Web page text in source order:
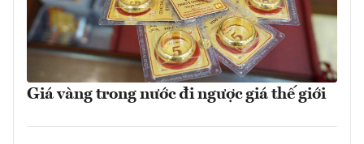
Giá vàng trong nước đi ngược giá thế giới